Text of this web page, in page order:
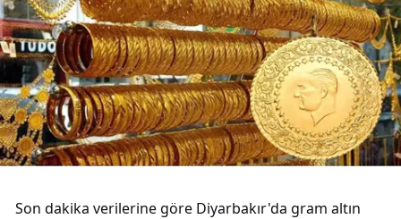
Son dakika verilerine göre Diyarbakır'da gram altın